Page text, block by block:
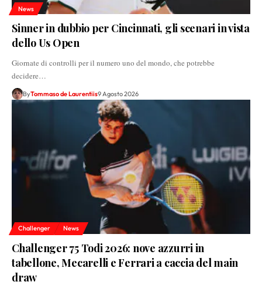
News
Sinner in dubbio per Cincinnati, gli scenari in vista
dello Us Open
Giornate di controlli per il numero uno del mondo, che potrebbe
decidere…
ByTommaso de Laurentiis9 Agosto 2026
Challenger News
Challenger 75 Todi 2026: nove azzurri in
tabellone, Mecarelli e Ferrari a caccia del main
draw